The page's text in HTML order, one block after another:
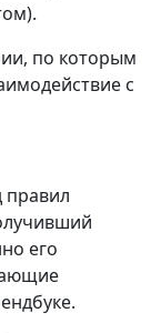
по которым
с
правил
его